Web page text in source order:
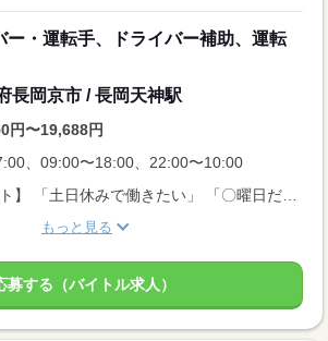
ー・運転手、ドライバー補助、運転
長岡京市 / 長岡天神駅
円〜19,688円
、09:00〜18:00、22:00〜10:00
もっと見る
募する（バイトル求人）